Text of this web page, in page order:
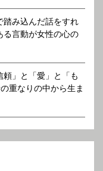
踏み込んだ話をすれ
る言動が女性の心の
頼」と「愛」と「も
重なりの中から生ま